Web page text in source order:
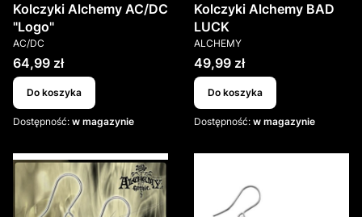
Kolczyki Alchemy AC/DC
"Logo"
PRODUCENT
AC/DC
Cena
64,99 zł
Do koszyka
Dostępność: w magazynie
Kolczyki Alchemy BAD
LUCK
PRODUCENT
ALCHEMY
Cena
49,99 zł
Do koszyka
Dostępność: w magazynie